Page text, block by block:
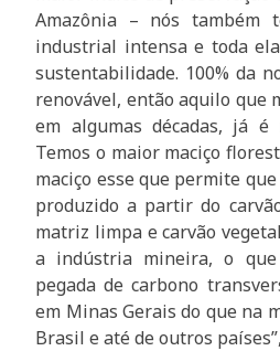
Amazônia – nós também
industrial intensa e toda
sustentabilidade. 100% da
renovável, então aquilo que
em algumas décadas, já é
Temos o maior maciço
maciço esse que permite
produzido a partir do
matriz limpa e carvão
a indústria mineira, o
pegada de carbono
em Minas Gerais do que na
Brasil e até de outros